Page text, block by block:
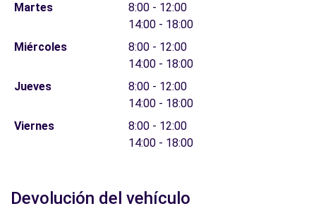
Martes
8:00 - 12:00
14:00 - 18:00
Miércoles
8:00 - 12:00
14:00 - 18:00
Jueves
8:00 - 12:00
14:00 - 18:00
Viernes
8:00 - 12:00
14:00 - 18:00
Devolución del vehículo